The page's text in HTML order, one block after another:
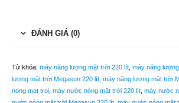
ĐÁNH GIÁ (0)
Từ khóa: máy năng lượng mặt trời 220 lít, máy năng
lượng mặt trời Megasun 220 lít, máy năng lượng mặt trời
nong mat troi, máy nước nóng mặt trời 220 lít, máy nước